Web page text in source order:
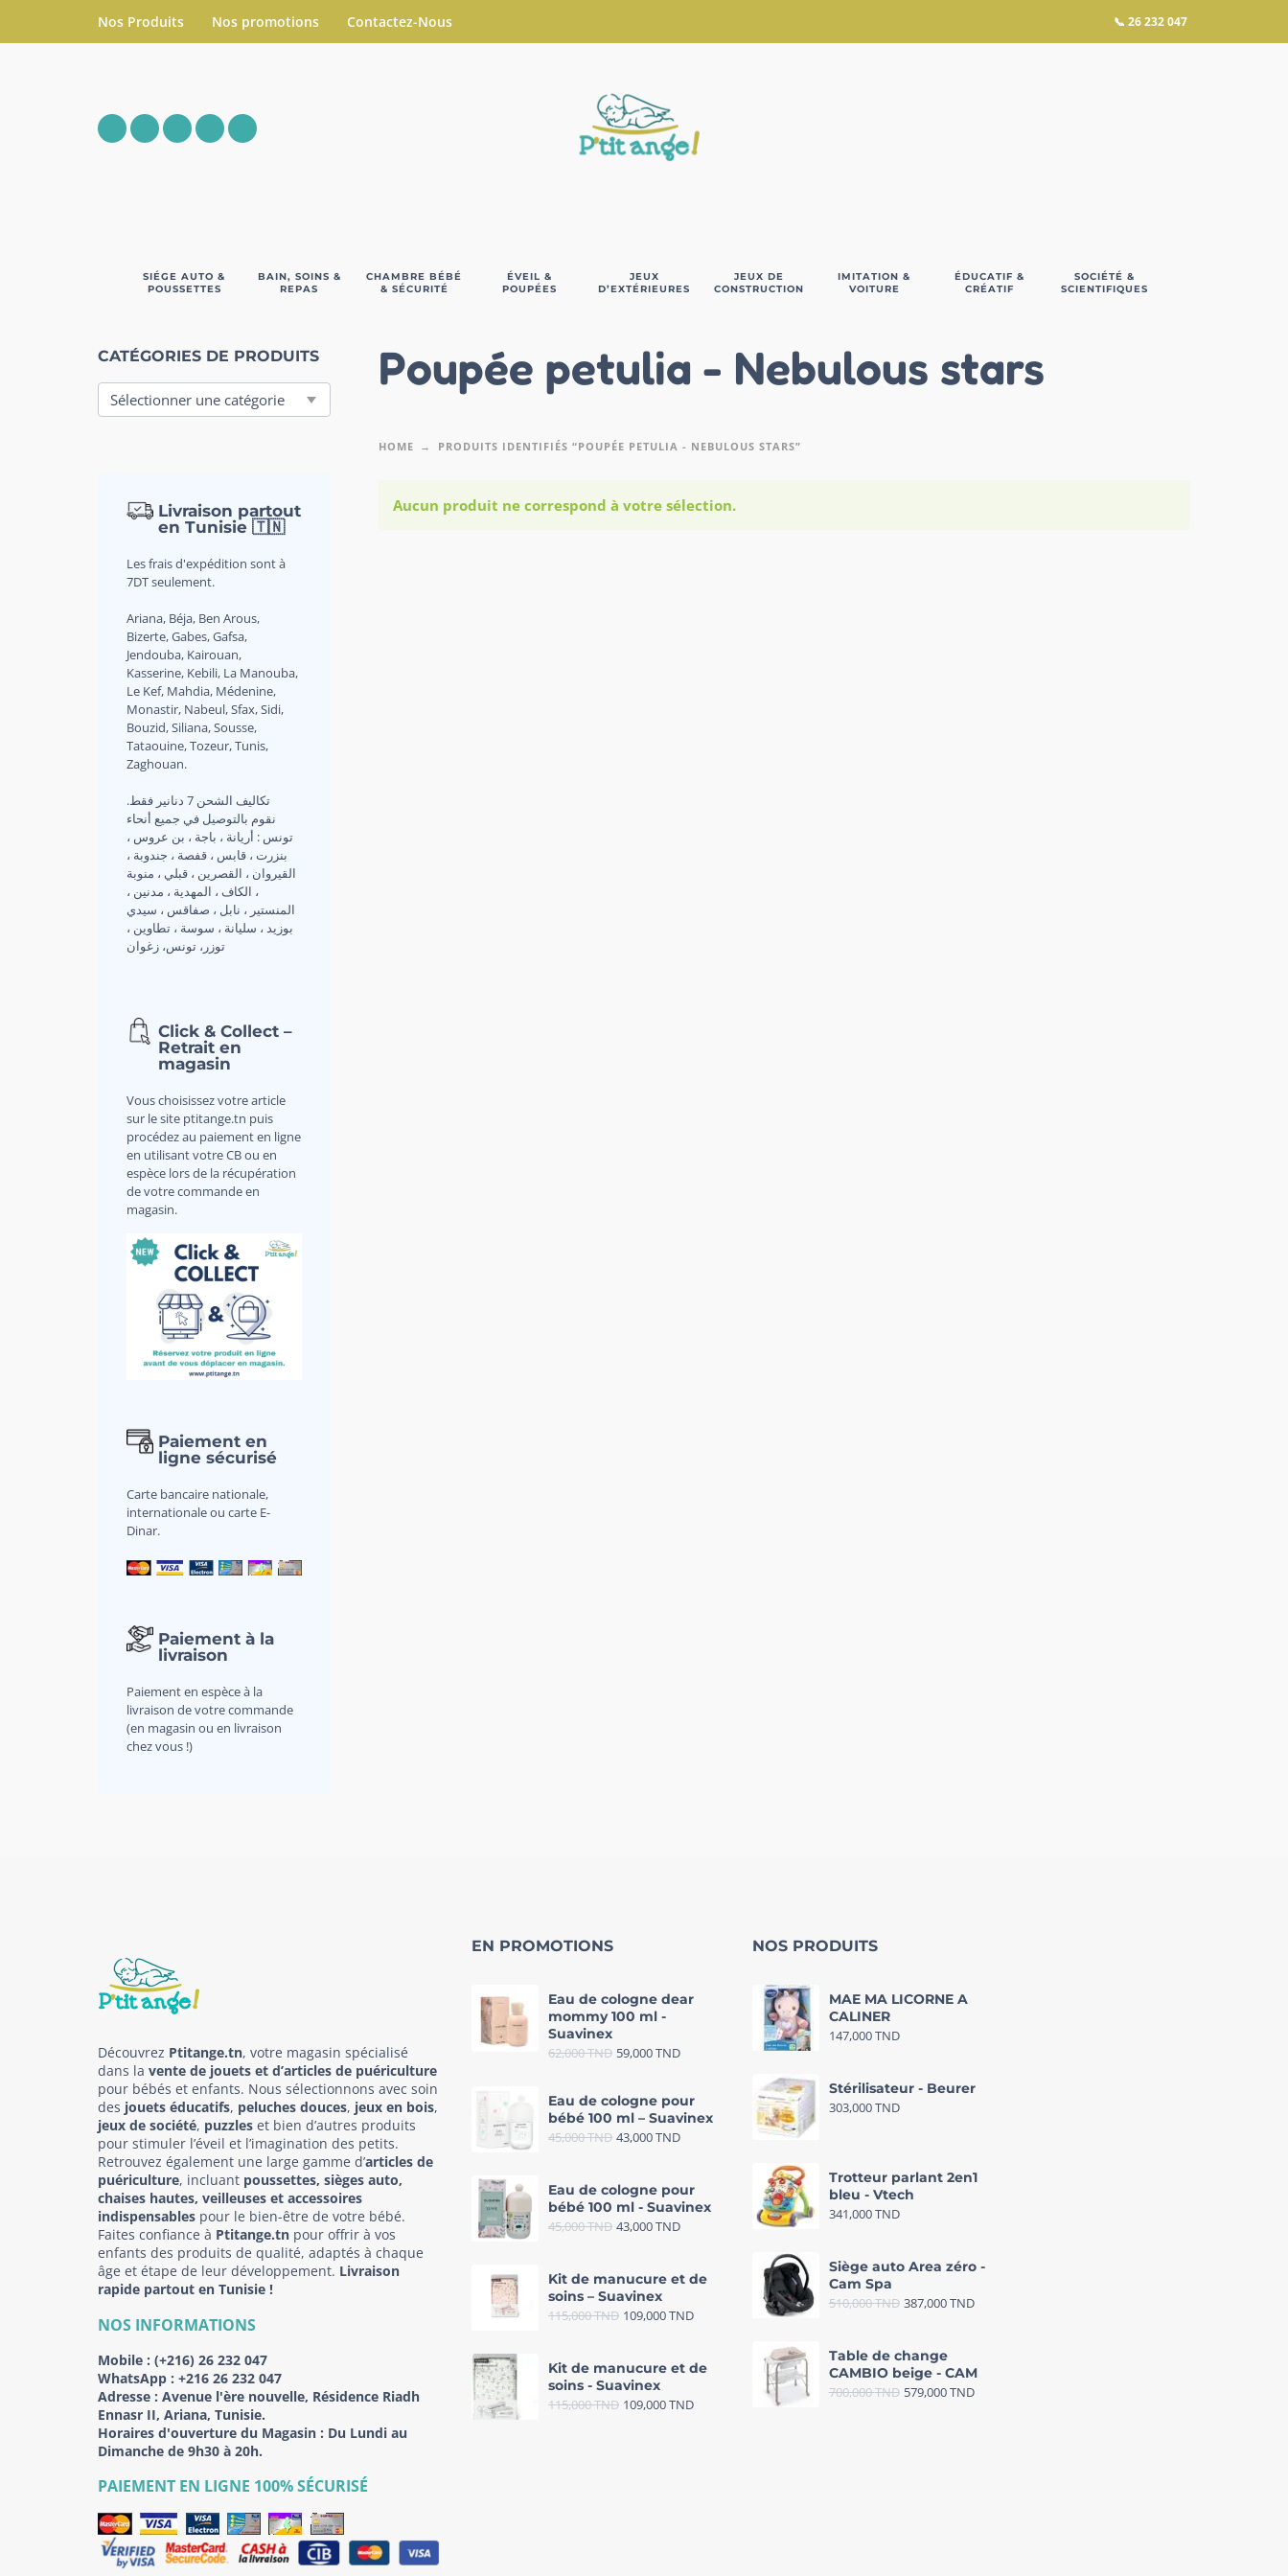
Nos Produits Nos promotions Contactez-Nous 📞 26 232 047
SIÉGE AUTO &
POUSSETTES
BAIN, SOINS &
REPAS
CHAMBRE BÉBÉ
& SÉCURITÉ
ÉVEIL &
POUPÉES
JEUX
D’EXTÉRIEURES
JEUX DE
CONSTRUCTION
IMITATION &
VOITURE
ÉDUCATIF &
CRÉATIF
SOCIÉTÉ &
SCIENTIFIQUES
CATÉGORIES DE PRODUITS
Livraison partout
en Tunisie 🇹🇳
Les frais d'expédition sont à
7DT seulement.
Ariana, Béja, Ben Arous,
Bizerte, Gabes, Gafsa,
Jendouba, Kairouan,
Kasserine, Kebili, La Manouba,
Le Kef, Mahdia, Médenine,
Monastir, Nabeul, Sfax, Sidi,
Bouzid, Siliana, Sousse,
Tataouine, Tozeur, Tunis,
Zaghouan.
.تكاليف الشحن 7 دنانير فقط
نقوم بالتوصيل في جميع أنحاء
تونس : أريانة ، باجة ، بن عروس ،
بنزرت ، قابس ، قفصة ، جندوبة ،
القيروان ، القصرين ، قبلي ، منوبة
، الكاف ، المهدية ، مدنين ،
المنستير ، نابل ، صفاقس ، سيدي
بوزيد ، سليانة ، سوسة ، تطاوين ،
توزر، تونس، زغوان
Click & Collect –
Retrait en
magasin
Vous choisissez votre article
sur le site ptitange.tn puis
procédez au paiement en ligne
en utilisant votre CB ou en
espèce lors de la récupération
de votre commande en
magasin.
Paiement en
ligne sécurisé
Carte bancaire nationale,
internationale ou carte E-
Dinar.
Paiement à la
livraison
Paiement en espèce à la
livraison de votre commande
(en magasin ou en livraison
chez vous !)
Poupée petulia - Nebulous stars
HOME PRODUITS IDENTIFIÉS “POUPÉE PETULIA - NEBULOUS STARS”
Aucun produit ne correspond à votre sélection.
Découvrez Ptitange.tn, votre magasin spécialisé
dans la vente de jouets et d’articles de puériculture
pour bébés et enfants. Nous sélectionnons avec soin
des jouets éducatifs, peluches douces, jeux en bois,
jeux de société, puzzles et bien d’autres produits
pour stimuler l’éveil et l’imagination des petits.
Retrouvez également une large gamme d’articles de
puériculture, incluant poussettes, sièges auto,
chaises hautes, veilleuses et accessoires
indispensables pour le bien-être de votre bébé.
Faites confiance à Ptitange.tn pour offrir à vos
enfants des produits de qualité, adaptés à chaque
âge et étape de leur développement. Livraison
rapide partout en Tunisie !
NOS INFORMATIONS
Mobile : (+216) 26 232 047
WhatsApp : +216 26 232 047
Adresse : Avenue l'ère nouvelle, Résidence Riadh
Ennasr II, Ariana, Tunisie.
Horaires d'ouverture du Magasin : Du Lundi au
Dimanche de 9h30 à 20h.
PAIEMENT EN LIGNE 100% SÉCURISÉ
EN PROMOTIONS
Eau de cologne dear
mommy 100 ml -
Suavinex
62,000TND 59,000TND
Eau de cologne pour
bébé 100 ml – Suavinex
45,000TND 43,000TND
Eau de cologne pour
bébé 100 ml - Suavinex
45,000TND 43,000TND
Kit de manucure et de
soins – Suavinex
115,000TND 109,000TND
Kit de manucure et de
soins - Suavinex
115,000TND 109,000TND
NOS PRODUITS
MAE MA LICORNE A
CALINER
147,000TND
Stérilisateur - Beurer
303,000TND
Trotteur parlant 2en1
bleu - Vtech
341,000TND
Siège auto Area zéro -
Cam Spa
510,000TND 387,000TND
Table de change
CAMBIO beige - CAM
700,000TND 579,000TND